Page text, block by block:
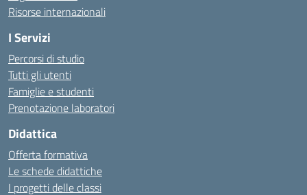
Risorse internazionali
I Servizi
Percorsi di studio
Tutti gli utenti
Famiglie e studenti
Prenotazione laboratori
Didattica
Offerta formativa
Le schede didattiche
I progetti delle classi